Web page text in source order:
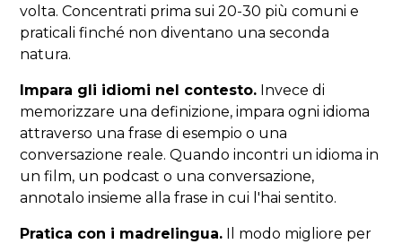
volta. Concentrati prima sui 20-30 più comuni e
praticali finché non diventano una seconda
natura.
Impara gli idiomi nel contesto. Invece di
memorizzare una definizione, impara ogni idioma
attraverso una frase di esempio o una
conversazione reale. Quando incontri un idioma in
un film, un podcast o una conversazione,
annotalo insieme alla frase in cui l'hai sentito.
Pratica con i madrelingua. Il modo migliore per